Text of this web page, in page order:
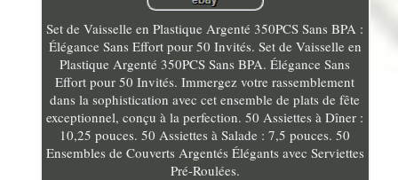
Set de Vaisselle en Plastique Argenté 350PCS Sans BPA :
Élégance Sans Effort pour 50 Invités. Set de Vaisselle en
Plastique Argenté 350PCS Sans BPA. Élégance Sans
Effort pour 50 Invités. Immergez votre rassemblement
dans la sophistication avec cet ensemble de plats de fête
exceptionnel, conçu à la perfection. 50 Assiettes à Dîner :
10,25 pouces. 50 Assiettes à Salade : 7,5 pouces. 50
Ensembles de Couverts Argentés Élégants avec Serviettes
Pré-Roulées.